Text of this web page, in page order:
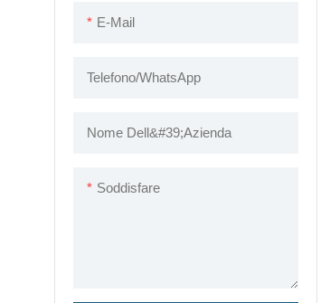
E-Mail
Telefono/WhatsApp
Nome Dell&#39;azienda
Soddisfare